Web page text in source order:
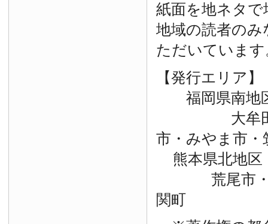
紙面を地ネタ
地域の読者の
ただいています
【発行エリア】
福岡県南地
大牟田市
市・みやま市・
熊本県北地区
荒尾市・玉
関町